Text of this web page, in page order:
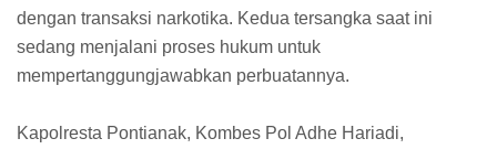
dengan transaksi narkotika. Kedua tersangka saat ini
sedang menjalani proses hukum untuk
mempertanggungjawabkan perbuatannya.
Kapolresta Pontianak, Kombes Pol Adhe Hariadi,